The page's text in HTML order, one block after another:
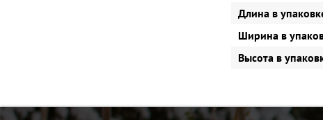
Длина в
Ширина в
Высота в